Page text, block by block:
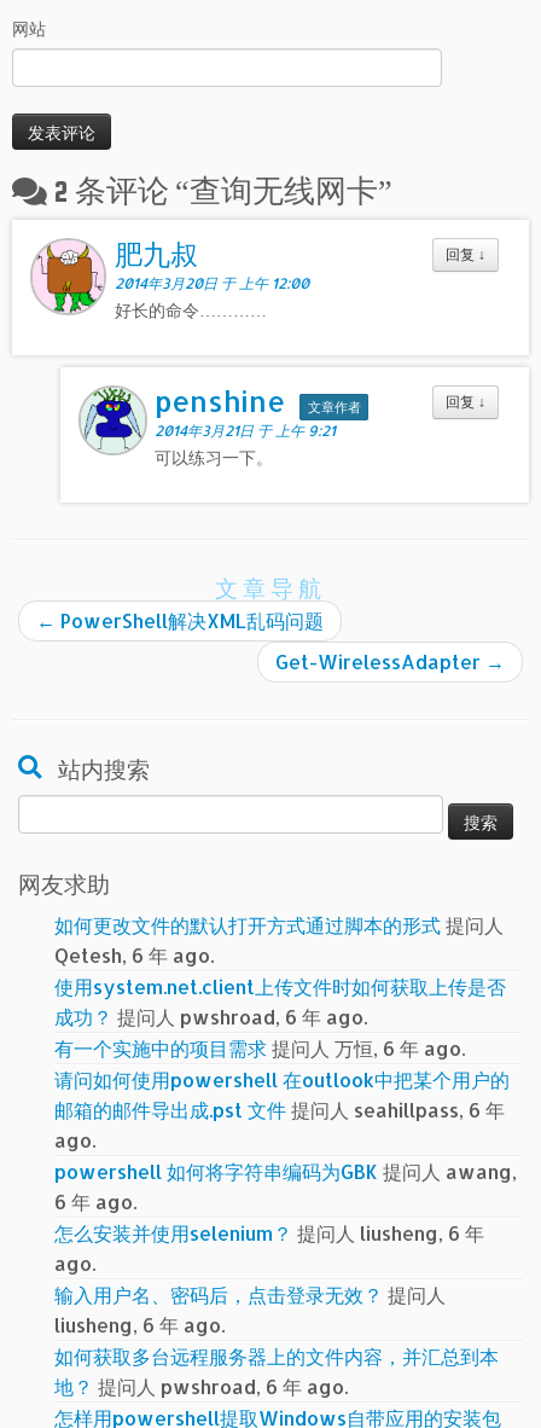
网站
2 条评论 “查询无线网卡”
回复 ↓
肥九叔
2014年3月20日 于 上午 12:00
好长的命令…………
回复 ↓
penshine
文章作者
2014年3月21日 于 上午 9:21
可以练习一下。
文章导航
← PowerShell解决XML乱码问题
Get-WirelessAdapter →
站内搜索
索：
网友求助
如何更改文件的默认打开方式通过脚本的形式提问人
Qetesh, 6 年 ago.
使用system.net.client上传文件时如何获取上传是否
成功？ 提问人 pwshroad, 6 年 ago.
有一个实施中的项目需求提问人 万恒, 6 年 ago.
请问如何使用powershell 在outlook中把某个用户的
邮箱的邮件导出成.pst 文件提问人 seahillpass, 6 年
ago.
powershell 如何将字符串编码为GBK 提问人 awang,
6 年 ago.
怎么安装并使用selenium？ 提问人 liusheng, 6 年
ago.
输入用户名、密码后，点击登录无效？ 提问人
liusheng, 6 年 ago.
如何获取多台远程服务器上的文件内容，并汇总到本
地？ 提问人 pwshroad, 6 年 ago.
怎样用powershell提取Windows自带应用的安装包